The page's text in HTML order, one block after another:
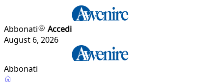
Abbonati
Accedi
August 6, 2026
Abbonati